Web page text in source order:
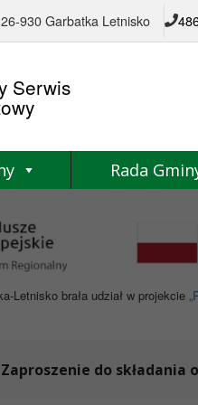
26-930 Garbatka Letnisko
Serwis
Rada
Letnisko brała udział w projekcie
Zaproszenie do